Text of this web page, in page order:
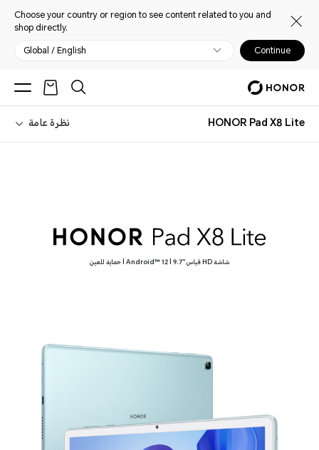
Choose your country or region to see content related to you and
shop directly.
Global / English Continue
HONOR Pad X8 Lite نظرة عامة
شاشة HD قياس "9.7 | Android™ 12 | حماية للعين